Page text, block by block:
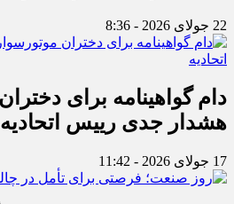
22 جولای 2026 - 8:36
دام گواهینامه برای
هشدار جدی رییس اتحادیه
17 جولای 2026 - 11:42